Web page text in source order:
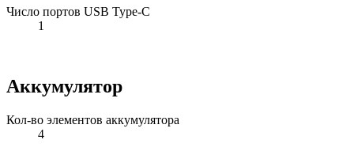
Число портов USB Type-C
1
Аккумулятор
Кол-во элементов аккумулятора
4